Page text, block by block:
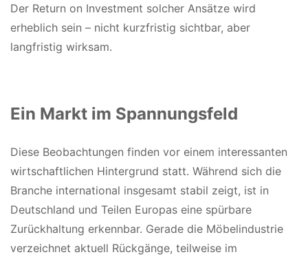
Der Return on Investment solcher Ansätze wird
erheblich sein – nicht kurzfristig sichtbar, aber
langfristig wirksam.
Ein Markt im Spannungsfeld
Diese Beobachtungen finden vor einem interessanten
wirtschaftlichen Hintergrund statt. Während sich die
Branche international insgesamt stabil zeigt, ist in
Deutschland und Teilen Europas eine spürbare
Zurückhaltung erkennbar. Gerade die Möbelindustrie
verzeichnet aktuell Rückgänge, teilweise im